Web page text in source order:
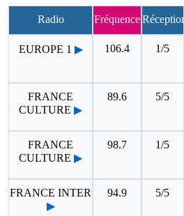
Radio FréquenceRéception
EUROPE 1 ▶ 106.4 1/5
FRANCE
CULTURE ▶
89.6 5/5
FRANCE
CULTURE ▶
98.7 1/5
FRANCE INTER
▶
94.9 5/5